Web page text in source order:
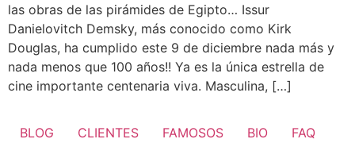
las obras de las pirámides de Egipto… Issur
Danielovitch Demsky, más conocido como Kirk
Douglas, ha cumplido este 9 de diciembre nada más y
nada menos que 100 años!! Ya es la única estrella de
cine importante centenaria viva. Masculina, […]
BLOG CLIENTES FAMOSOS BIO FAQ